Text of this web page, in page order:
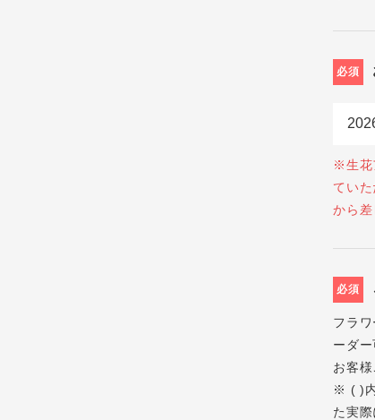
必須
※生花
てい
から差
必須
フラ
ーダー
お客
※ ( )内
た実